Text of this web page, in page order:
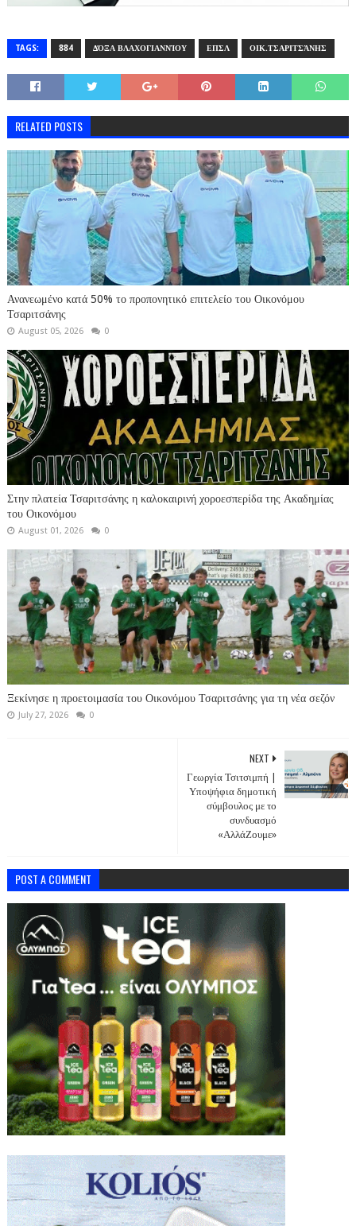
TAGS: 884 ΔΌΞΑ ΒΛΑΧΟΓΙΑΝΝΊΟΥ ΕΠΣΛ ΟΙΚ.ΤΣΑΡΙΤΣΆΝΗΣ
RELATED POSTS
Ανανεωμένο κατά 50% το προπονητικό επιτελείο του Οικονόμου
Τσαριτσάνης
August 05, 2026 0
Στην πλατεία Τσαριτσάνης η καλοκαιρινή χοροεσπερίδα της Ακαδημίας
του Οικονόμου
August 01, 2026 0
Ξεκίνησε η προετοιμασία του Οικονόμου Τσαριτσάνης για τη νέα σεζόν
July 27, 2026 0
NEXT
Γεωργία Τσιτσιμπή |
Υποψήφια δημοτική
σύμβουλος με το
συνδυασμό
«ΑλλάΖουμε»
POST A COMMENT